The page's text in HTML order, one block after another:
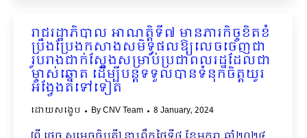
រាជរដ្ឋាភិបាល អាណត្តិទី៧ មានភារកិច្ចខិតខំ
ប្រឹងប្រែងកសាងសមិទ្ធផលឱ្យលេចចេញជា
រូបរាងជាក់ស្តែងសម្រាប់ប្រជាពលរដ្ឋដែលជា
ម្ចាស់ឆ្នោត ដើម្បីបន្តទទួលបានទំនុកចិត្តយូរ
អង្វែងតទៅទៀត
ដោយសង្ខេប ByCNV Team 8 January, 2024